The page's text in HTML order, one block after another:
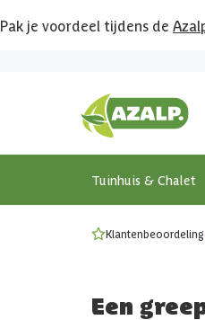
Pak je voordeel tijdens de
Tuinhuis & Chalet
MEGA zomer kortingen
Bekijk de actiemodellen
Gratis wandplankset
Ontdek onze
Klantenbeoordeling
Een